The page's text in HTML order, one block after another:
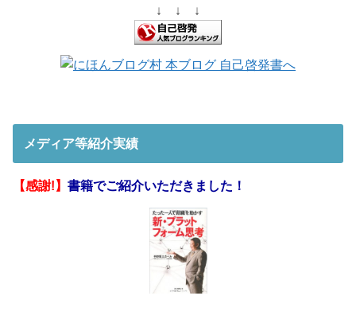
↓ ↓ ↓
メディア等紹介実績
【感謝!】書籍でご紹介いただきました！